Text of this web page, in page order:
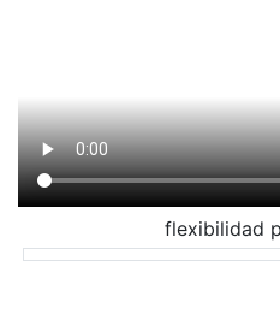
flexibilidad